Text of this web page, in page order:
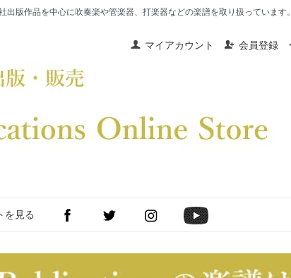
版作品を中心に吹奏楽や管楽器、打楽器などの楽譜を取り扱っています。
マイアカウント 会員登録
を見る